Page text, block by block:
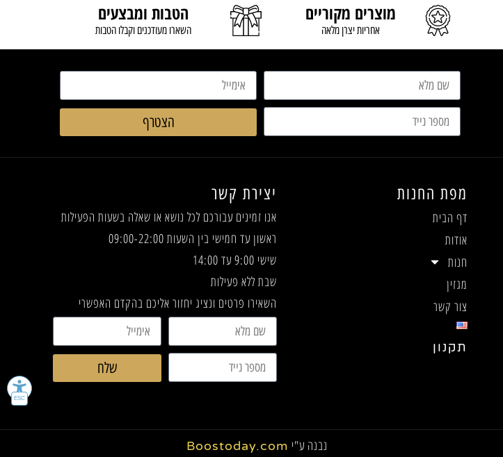
מוצרים מקוריים
אחריות יצרן מלאה
הטבות ומבצעים
השארו מעודכנים וקבלו הטבות
הצטרף
מפת החנות
דף הבית
אודות
חנות
מגזין
צור קשר
תקנון
יצירת קשר
אנו זמינים עבורכם לכל נושא או שאלה בשעות הפעילות
ראשון עד חמישי בין השעות 09:00-22:00
שישי 9:00 עד 14:00
שבת ללא פעילות
השאירו פרטים ונציג יחזור אליכם בהקדם האפשרי
שלח
נבנה ע"י Boostoday.com